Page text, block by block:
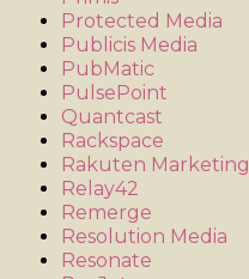
Protected Media
Publicis Media
PubMatic
PulsePoint
Quantcast
Rackspace
Rakuten Marketing
Relay42
Remerge
Resolution Media
Resonate